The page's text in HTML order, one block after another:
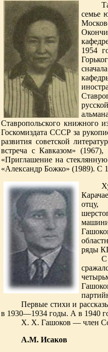
семье
1954
Ставропольского книжного
Госкомиздата СССР за
развития советской
встреча с Кавказом»
«Приглашение на
«Александр Божко» (1989). С
отцу,
ряды
С
Первые стихи и
в 1930—1934 годы. А в 1940
X. X. Гашоков — член
А.М. Исаков